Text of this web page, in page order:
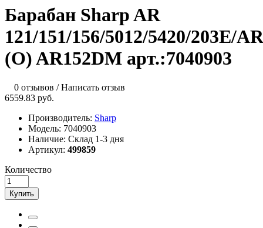
Барабан Sharp AR
121/151/156/5012/5420/203E/
(O) AR152DM арт.:7040903
0 отзывов /Написать отзыв
6559.83 руб.
Производитель: Sharp
Модель: 7040903
Наличие: Склад 1-3 дня
Артикул: 499859
Количество
Купить